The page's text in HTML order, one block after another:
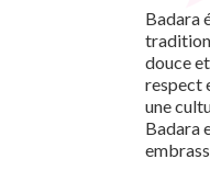
Badara
douce
respect
une
Badara